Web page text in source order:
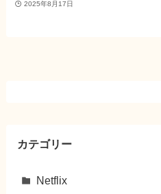
2025年8月17日
カテゴリー
Netflix